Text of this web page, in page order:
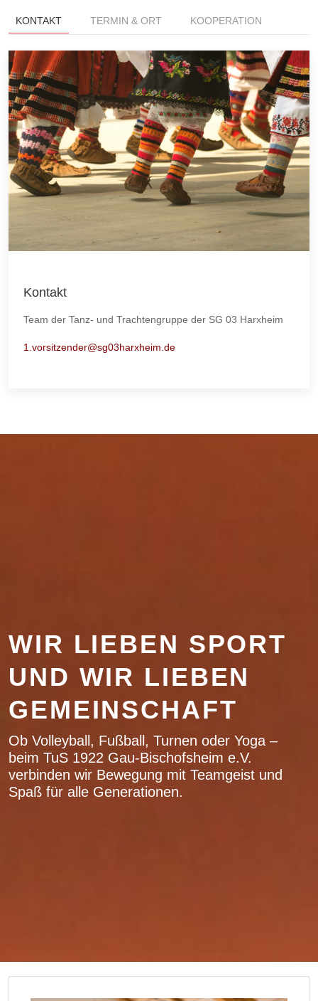
KONTAKT TERMIN & ORT KOOPERATION
Kontakt
Team der Tanz- und Trachtengruppe der SG 03 Harxheim
1.vorsitzender@sg03harxheim.de
WIR LIEBEN SPORT
UND WIR LIEBEN
GEMEINSCHAFT
Ob Volleyball, Fußball, Turnen oder Yoga –
beim TuS 1922 Gau-Bischofsheim e.V.
verbinden wir Bewegung mit Teamgeist und
Spaß für alle Generationen.